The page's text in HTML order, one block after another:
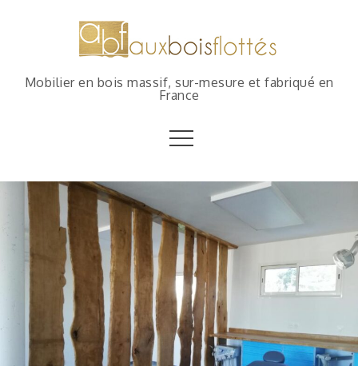
Mobilier en bois massif, sur-mesure et fabriqué en
France